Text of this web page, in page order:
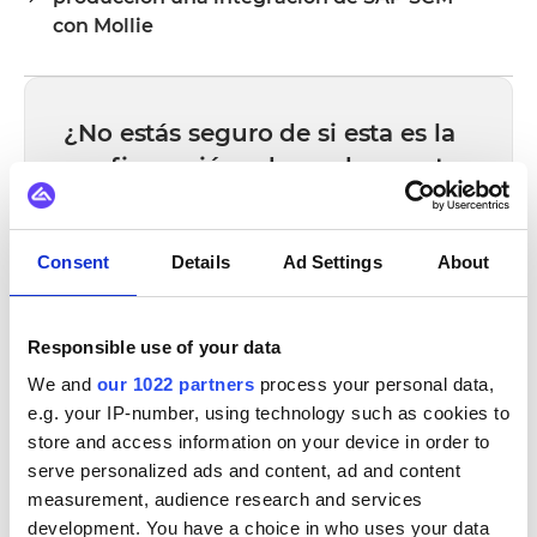
Consent Details Ad Settings About
Responsible use of your data
We and our 1022 partners process your personal data,
e.g. your IP-number, using technology such as cookies to
store and access information on your device in order to
serve personalized ads and content, ad and content
measurement, audience research and services
development. You have a choice in who uses your data
visual sin necesidad de escribir código personalizado,
la gestión de errores. El código personalizado está
cumplir con los requisitos.
con Mollie
semanas, no en meses, dependiendo de la complejidad
del mapeo de datos, el número de flujos requeridos y tu
proceso de revisión interna. En el marketplace de Alumio
hay conectores preconfigurados para muchos sistemas,
lo que reduce significativamente el tiempo de
configuración.
¿No estás seguro de si esta es la
configuración adecuada para tu
Habla con un especialista en integración.
Diseñaremos la arquitectura adecuada para tu
Llamada de 30 minutos | Consulta gratuita
TAMBIÉN SE INTEGRA CON
Virto Commerce Orderchamp Kogan